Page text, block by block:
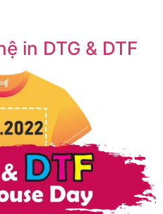
in DTG & DTF